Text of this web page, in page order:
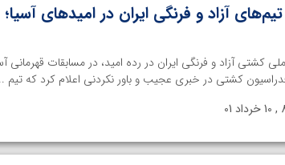
آزاد و فرنگی ایران در امیدهای
کشتی آزاد و فرنگی ایران در رده امید، در مسابقات قهرمانی
کشتی در خبری عجیب و باور نکردنی اعلام کرد که تیم